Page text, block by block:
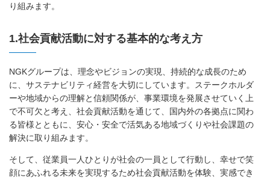
り組みます。
1.社会貢献活動に対する基本的な考え方
NGKグループは、理念やビジョンの実現、持続的な成長のため
に、サステナビリティ経営を大切にしています。ステークホルダ
ーや地域からの理解と信頼関係が、事業環境を発展させていく上
で不可欠と考え、社会貢献活動を通じて、国内外の各拠点に関わ
る皆様とともに、安心・安全で活気ある地域づくりや社会課題の
解決に取り組みます。
そして、従業員一人ひとりが社会の一員として行動し、幸せで笑
顔にあふれる未来を実現するため社会貢献活動を体験、実感でき